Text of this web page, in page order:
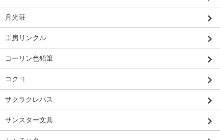
月光荘
工房リンクル
コーリン色鉛筆
コクヨ
サクラクレパス
サンスター文具